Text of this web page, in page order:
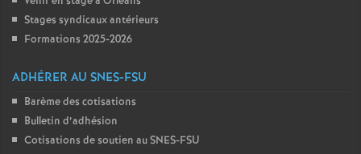
Stages syndicaux antérieurs
Formations 2025-2026
ADHÉRER AU SNES-FSU
Barème des cotisations
Bulletin d’adhésion
Cotisations de soutien au SNES-FSU